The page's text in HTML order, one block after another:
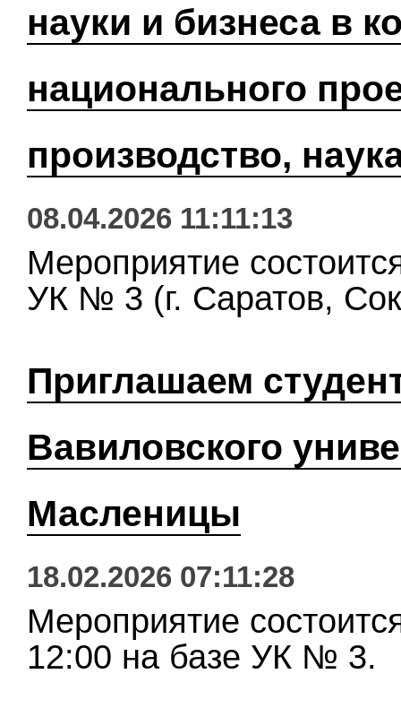
науки и бизнеса в
национального
производство,
08.04.2026 11:11:13
Мероприятие
УК № 3 (г. Саратов,
Приглашаем
Вавиловского
Масленицы
18.02.2026 07:11:28
Мероприятие
12:00 на базе УК № 3.